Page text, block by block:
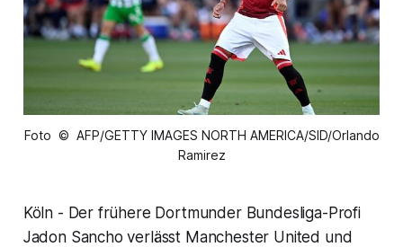
Foto © AFP/GETTY IMAGES NORTH AMERICA/SID/Orlando
Ramirez
Köln - Der frühere Dortmunder Bundesliga-Profi
Jadon Sancho verlässt Manchester United und